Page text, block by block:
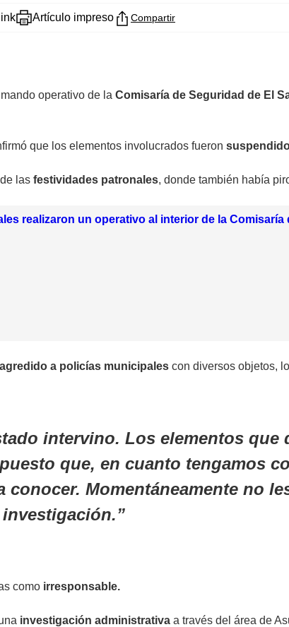
Artículo impreso Compartir
operativo de la Comisaría de Seguridad de El
que los elementos involucrados fueron
las festividades patronales, donde también había
realizaron un operativo al interior de la Comisaría
a policías municipales con diversos objetos,
intervino. Los elementos que
que, en cuanto tengamos
Momentáneamente no
como irresponsable.
investigación administrativa a través del área de